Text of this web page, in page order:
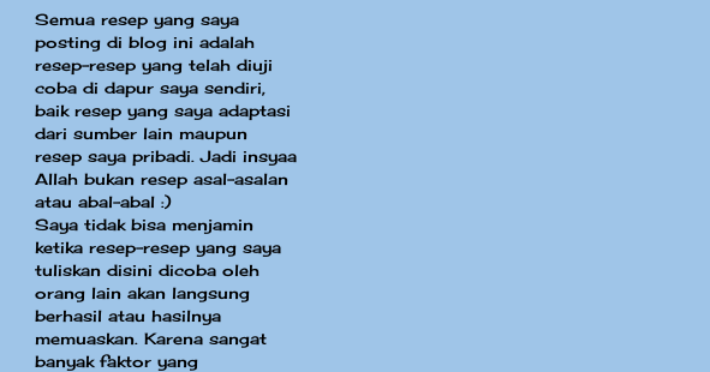
Semua resep yang saya
posting di blog ini adalah
resep-resep yang telah diuji
coba di dapur saya sendiri,
baik resep yang saya adaptasi
dari sumber lain maupun
resep saya pribadi. Jadi insyaa
Allah bukan resep asal-asalan
atau abal-abal :)
Saya tidak bisa menjamin
ketika resep-resep yang saya
tuliskan disini dicoba oleh
orang lain akan langsung
berhasil atau hasilnya
memuaskan. Karena sangat
banyak faktor yang